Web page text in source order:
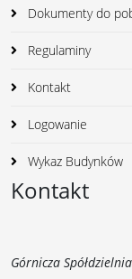
Dokumenty do
Regulaminy
Kontakt
Logowanie
Wykaz Budynków
Kontakt
Górnicza